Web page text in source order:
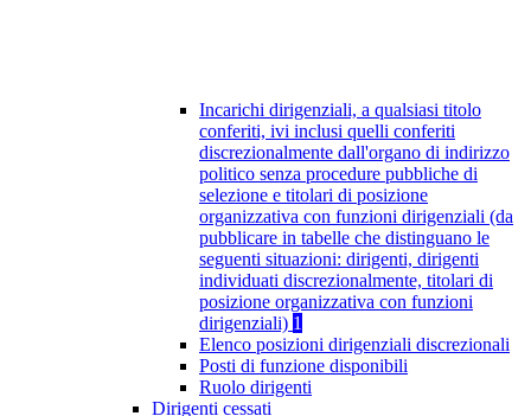
Incarichi dirigenziali, a qualsiasi titolo
conferiti, ivi inclusi quelli conferiti
discrezionalmente dall'organo di indirizzo
politico senza procedure pubbliche di
selezione e titolari di posizione
organizzativa con funzioni dirigenziali (da
pubblicare in tabelle che distinguano le
seguenti situazioni: dirigenti, dirigenti
individuati discrezionalmente, titolari di
posizione organizzativa con funzioni
dirigenziali) 1
Elenco posizioni dirigenziali discrezionali
Posti di funzione disponibili
Ruolo dirigenti
Dirigenti cessati